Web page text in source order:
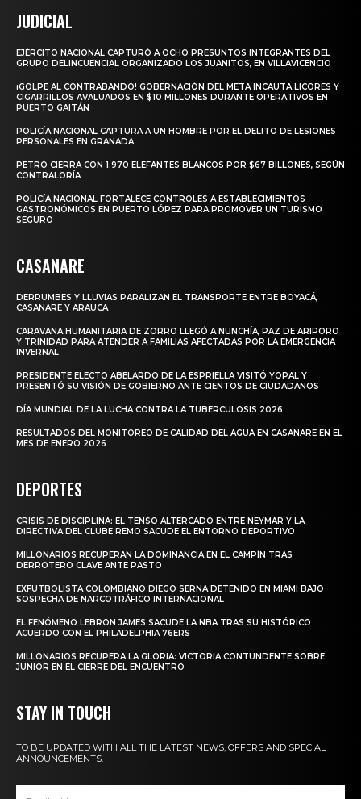
JUDICIAL
EJÉRCITO NACIONAL CAPTURÓ A OCHO PRESUNTOS INTEGRANTES DEL
GRUPO DELINCUENCIAL ORGANIZADO LOS JUANITOS, EN VILLAVICENCIO
¡GOLPE AL CONTRABANDO! GOBERNACIÓN DEL META INCAUTA LICORES Y
CIGARRILLOS AVALUADOS EN $10 MILLONES DURANTE OPERATIVOS EN
PUERTO GAITÁN
POLICÍA NACIONAL CAPTURA A UN HOMBRE POR EL DELITO DE LESIONES
PERSONALES EN GRANADA
PETRO CIERRA CON 1.970 ELEFANTES BLANCOS POR $67 BILLONES, SEGÚN
CONTRALORÍA
POLICÍA NACIONAL FORTALECE CONTROLES A ESTABLECIMIENTOS
GASTRONÓMICOS EN PUERTO LÓPEZ PARA PROMOVER UN TURISMO
SEGURO
CASANARE
DERRUMBES Y LLUVIAS PARALIZAN EL TRANSPORTE ENTRE BOYACÁ,
CASANARE Y ARAUCA
CARAVANA HUMANITARIA DE ZORRO LLEGÓ A NUNCHÍA, PAZ DE ARIPORO
Y TRINIDAD PARA ATENDER A FAMILIAS AFECTADAS POR LA EMERGENCIA
INVERNAL
PRESIDENTE ELECTO ABELARDO DE LA ESPRIELLA VISITÓ YOPAL Y
PRESENTÓ SU VISIÓN DE GOBIERNO ANTE CIENTOS DE CIUDADANOS
DÍA MUNDIAL DE LA LUCHA CONTRA LA TUBERCULOSIS 2026
RESULTADOS DEL MONITOREO DE CALIDAD DEL AGUA EN CASANARE EN EL
MES DE ENERO 2026
DEPORTES
CRISIS DE DISCIPLINA: EL TENSO ALTERCADO ENTRE NEYMAR Y LA
DIRECTIVA DEL CLUBE REMO SACUDE EL ENTORNO DEPORTIVO
MILLONARIOS RECUPERAN LA DOMINANCIA EN EL CAMPÍN TRAS
DERROTERO CLAVE ANTE PASTO
EXFUTBOLISTA COLOMBIANO DIEGO SERNA DETENIDO EN MIAMI BAJO
SOSPECHA DE NARCOTRÁFICO INTERNACIONAL
EL FENÓMENO LEBRON JAMES SACUDE LA NBA TRAS SU HISTÓRICO
ACUERDO CON EL PHILADELPHIA 76ERS
MILLONARIOS RECUPERA LA GLORIA: VICTORIA CONTUNDENTE SOBRE
JUNIOR EN EL CIERRE DEL ENCUENTRO
STAY IN TOUCH
TO BE UPDATED WITH ALL THE LATEST NEWS, OFFERS AND SPECIAL
ANNOUNCEMENTS.